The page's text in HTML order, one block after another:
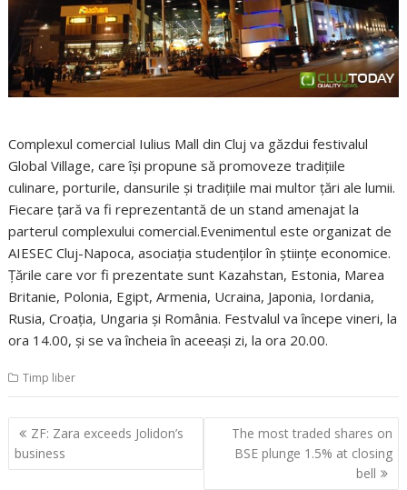
Complexul comercial Iulius Mall din Cluj va găzdui festivalul
Global Village, care îşi propune să promoveze tradiţiile
culinare, porturile, dansurile şi tradiţiile mai multor ţări ale lumii.
Fiecare ţară va fi reprezentantă de un stand amenajat la
parterul complexului comercial.Evenimentul este organizat de
AIESEC Cluj-Napoca, asociaţia studenţilor în ştiinţe economice.
Ţările care vor fi prezentate sunt Kazahstan, Estonia, Marea
Britanie, Polonia, Egipt, Armenia, Ucraina, Japonia, Iordania,
Rusia, Croaţia, Ungaria şi România. Festvalul va începe vineri, la
ora 14.00, şi se va încheia în aceeaşi zi, la ora 20.00.
Timp liber
Navigare
în
articole
ZF: Zara exceeds Jolidon’s
business
The most traded shares on
BSE plunge 1.5% at closing
bell